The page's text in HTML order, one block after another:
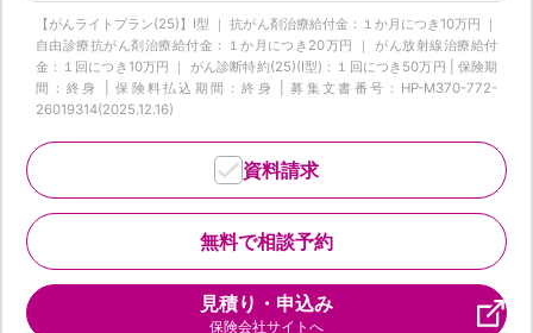
【がんライトプラン(25)】I型 ｜ 抗がん剤治療給付金：１か月につき10万円 ｜
自由診療抗がん剤治療給付金：１か月につき20万円 ｜ がん放射線治療給付
金：１回につき10万円 ｜ がん診断特約(25)(Ⅰ型)：１回につき50万円 | 保険期
間：終身 | 保険料払込期間：終身 | 募集文書番号：HP-M370-772-
26019314(2025.12.16)
無料で相談予約
資料請求
見積り・申込み
保険会社サイトへ